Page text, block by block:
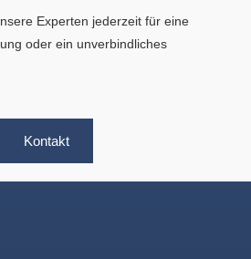
Experten jederzeit für eine
oder ein unverbindliches
Kontakt